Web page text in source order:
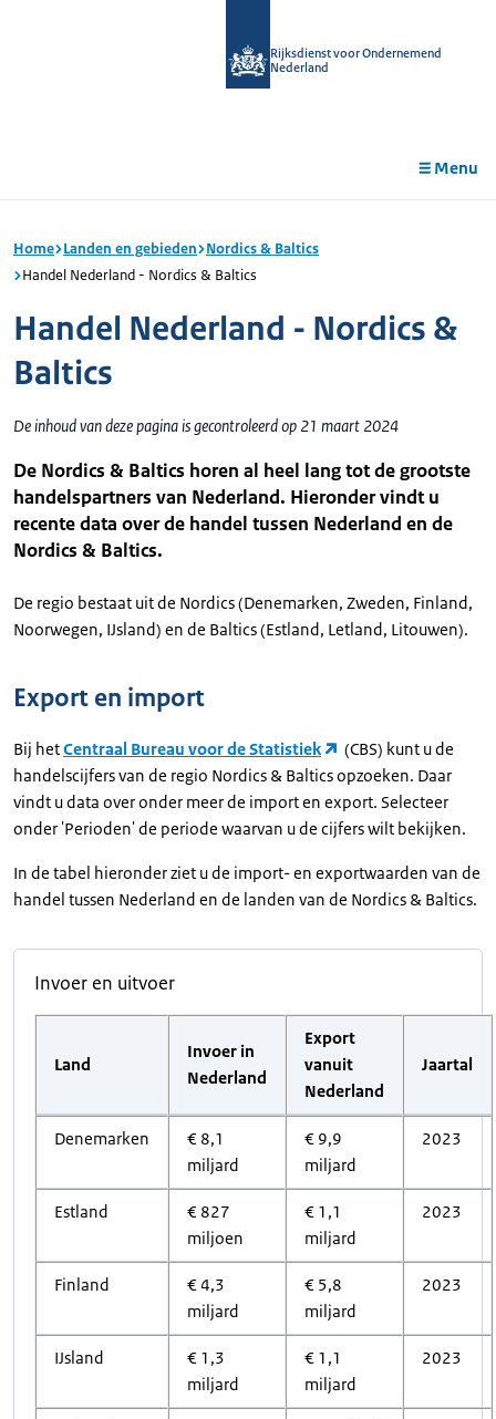
Rijksdienst voor Ondernemend
Nederland
Menu
Home Landen en gebieden Nordics & Baltics
Handel Nederland - Nordics & Baltics
Handel Nederland - Nordics &
Baltics
De inhoud van deze pagina is gecontroleerd op 21 maart 2024
De Nordics & Baltics horen al heel lang tot de grootste
handelspartners van Nederland. Hieronder vindt u
recente data over de handel tussen Nederland en de
Nordics & Baltics.
De regio bestaat uit de Nordics (Denemarken, Zweden, Finland,
Noorwegen, IJsland) en de Baltics (Estland, Letland, Litouwen).
Export en import
Bij hetCentraal Bureau voor de Statistiek
(CBS) kunt u de
handelscijfers van de regio Nordics & Baltics opzoeken. Daar
vindt u data over onder meer de import en export. Selecteer
onder 'Perioden' de periode waarvan u de cijfers wilt bekijken.
In de tabel hieronder ziet u de import- en exportwaarden van de
handel tussen Nederland en de landen van de Nordics & Baltics.
Invoer en uitvoer
Land
Invoer in
Nederland
Export
vanuit
Nederland
Jaartal
Denemarken
€ 8,1
miljard
€ 9,9
miljard
2023
Estland
€ 827
miljoen
€ 1,1
miljard
2023
Finland
€ 4,3
miljard
€ 5,8
miljard
2023
IJsland
€ 1,3
miljard
€ 1,1
miljard
2023